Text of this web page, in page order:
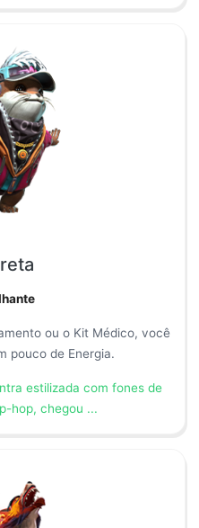
ou o Kit Médico, você
pouco de Energia.
estilizada com fones de
hop, chegou ...